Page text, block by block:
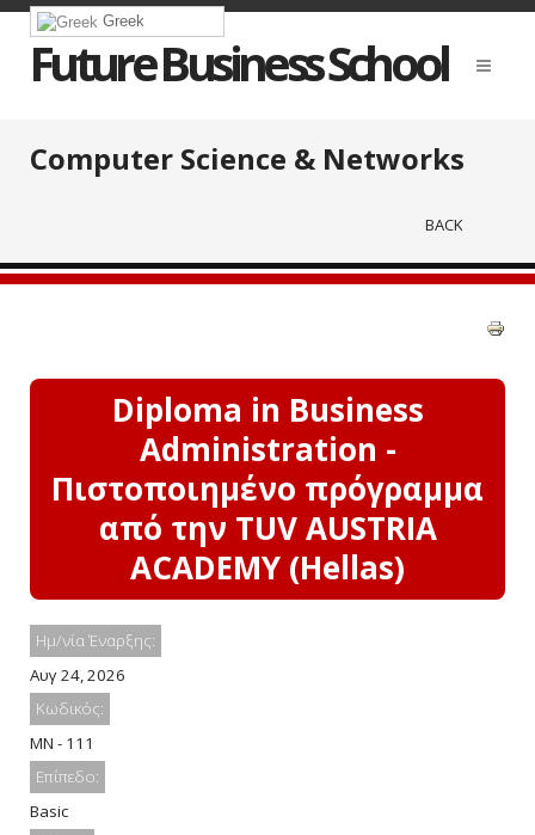
Greek
Future Business School
Computer Science & Networks
BACK
Diploma in Business
Administration -
Πιστοποιημένο πρόγραμμα
από την TUV AUSTRIA
ACADEMY (Hellas)
Ημ/νία Έναρξης:
Αυγ 24, 2026
Κωδικός:
MN - 111
Επίπεδο:
Basic